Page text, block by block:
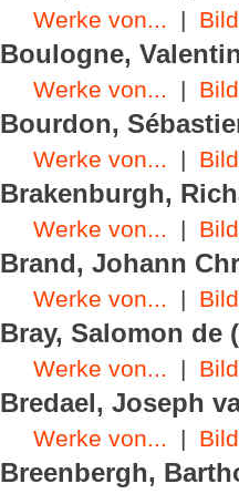
Werke von... |
Boulogne,
Werke von... |
Bourdon,
Werke von... |
Brakenburgh,
Werke von... |
Brand, Johann
Werke von... |
Bray, Salomon de
Werke von... |
Bredael, Joseph
Werke von... |
Breenbergh,